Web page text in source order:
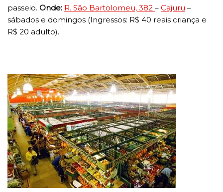
passeio. Onde: R. São Bartolomeu, 382 – Cajuru –
sábados e domingos (Ingressos: R$ 40 reais criança e
R$ 20 adulto).